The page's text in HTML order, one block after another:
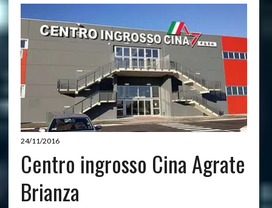
24/11/2016
Centro ingrosso Cina Agrate
Brianza